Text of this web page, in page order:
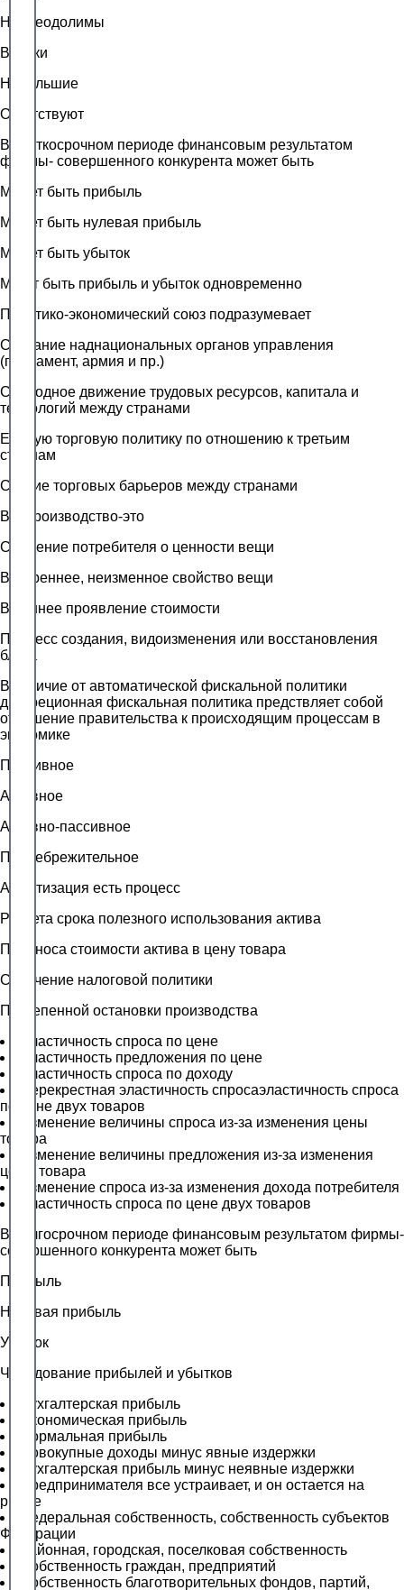
Непреодолимы
Велики
Небольшие
Отсутствуют
В краткосрочном периоде финансовым результатом
фирмы- совершенного конкурента может быть
Может быть прибыль
Может быть нулевая прибыль
Может быть убыток
Могут быть прибыль и убыток одновременно
Политико-экономический союз подразумевает
Создание наднациональных органов управления
(парламент, армия и пр.)
Свободное движение трудовых ресурсов, капитала и
технологий между странами
Единую торговую политику по отношению к третьим
странам
Снятие торговых барьеров между странами
Воспроизводство-это
Суждение потребителя о ценности вещи
Внутреннее, неизменное свойство вещи
Внешнее проявление стоимости
Процесс создания, видоизменения или восстановления
блага
В отличие от автоматической фискальной политики
дискреционная фискальная политика предствляет собой
отношение правительства к происходящим процессам в
экономике
Пассивное
Активное
Активно-пассивное
Пренебрежительное
Амортизация есть процесс
Расчета срока полезного использования актива
Переноса стоимости актива в цену товара
Смягчение налоговой политики
Постепенной остановки производства
Эластичность спроса по цене
Эластичность предложения по цене
Эластичность спроса по доходу
Перекрестная эластичность спросаэластичность спроса
по цене двух товаров
Изменение величины спроса из-за изменения цены
товара
Изменение величины предложения из-за изменения
цены товара
Изменение спроса из-за изменения дохода потребителя
Эластичность спроса по цене двух товаров
В долгосрочном периоде финансовым результатом фирмы-
совершенного конкурента может быть
Прибыль
Нулевая прибыль
Убыток
Чередование прибылей и убытков
Бухгалтерская прибыль
Экономическая прибыль
Нормальная прибыль
Совокупные доходы минус явные издержки
Бухгалтерская прибыль минус неявные издержки
Предпринимателя все устраивает, и он остается на
рынке
Федеральная собственность, собственность субъектов
Федерации
Районная, городская, поселковая собственность
Собственность граждан, предприятий
Собственность благотворительных фондов, партий,